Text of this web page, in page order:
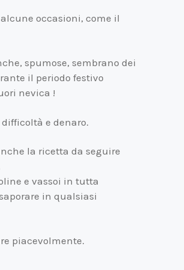
occasioni, come il
spumose, sembrano dei
il periodo festivo
nevica !
e denaro.
la ricetta da seguire
e vassoi in tutta
in qualsiasi
piacevolmente.